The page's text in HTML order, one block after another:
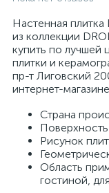
Настенная
из коллекции
купить по лучшей
плитки и
пр-т Лиговский
интернет-
Страна
Поверхность
Рисунок
Область
гостиной,